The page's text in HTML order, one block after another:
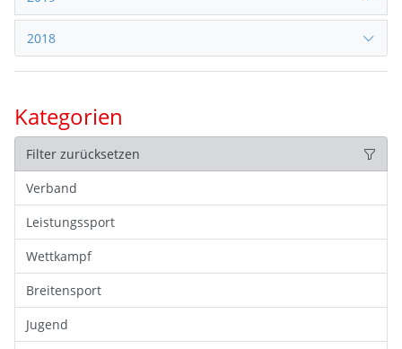
2018
Kategorien
Filter zurücksetzen
Verband
Leistungssport
Wettkampf
Breitensport
Jugend